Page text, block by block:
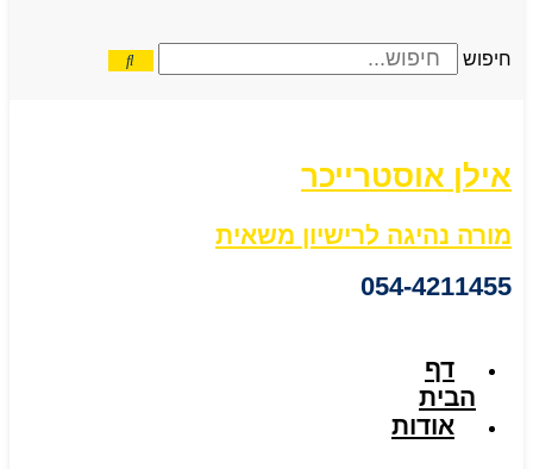
חיפוש
אילן אוסטרייכר
מורה נהיגה לרישיון משאית
054-4211455
דף
הבית
אודות